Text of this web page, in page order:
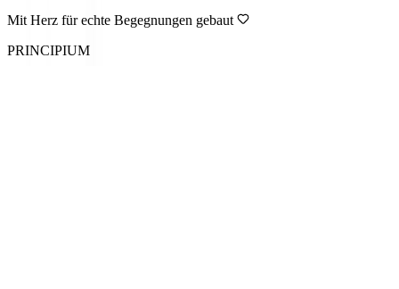
Mit Herz für echte Begegnungen gebaut
PRINCIPIUM